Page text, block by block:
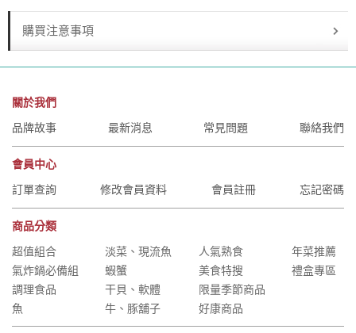
購買注意事項
關於我們
品牌故事
最新消息 常見問題 聯絡我們
會員中心
訂單查詢
修改會員資料 會員註冊 忘記密碼
商品分類
超值組合
氣炸鍋必備組
調理食品
魚
淡菜、現流魚
蝦蟹
干貝、軟體
牛、豚舖子
人氣熟食
美食特搜
限量季節商品
好康商品
年菜推薦
禮盒專區